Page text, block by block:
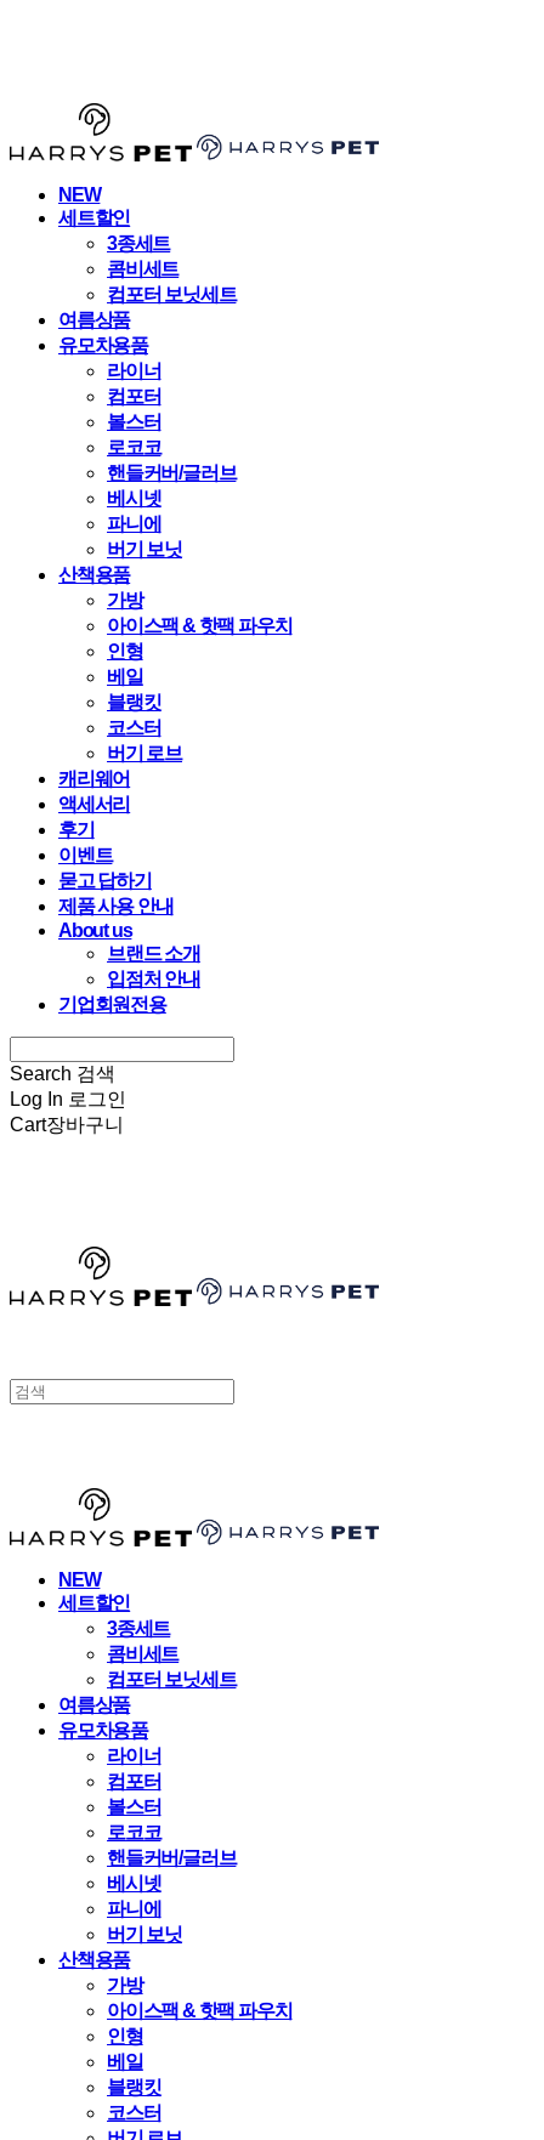
NEW
세트할인
3종세트
콤비세트
컴포터 보닛세트
여름상품
유모차용품
라이너
컴포터
볼스터
로코코
핸들커버/글러브
베시넷
파니에
버기 보닛
산책용품
가방
아이스팩 & 핫팩 파우치
인형
베일
블랭킷
코스터
버기 로브
캐리웨어
액세서리
후기
이벤트
묻고 답하기
제품 사용 안내
About us
브랜드 소개
입점처 안내
기업회원전용
Search 검색
Log In 로그인
Cart장바구니
NEW
세트할인
3종세트
콤비세트
컴포터 보닛세트
여름상품
유모차용품
라이너
컴포터
볼스터
로코코
핸들커버/글러브
베시넷
파니에
버기 보닛
산책용품
가방
아이스팩 & 핫팩 파우치
인형
베일
블랭킷
코스터